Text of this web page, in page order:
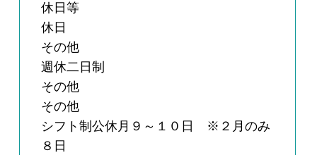
休日等
休日
その他
週休二日制
その他
その他
シフト制公休月９～１０日 ※２月のみ
８日